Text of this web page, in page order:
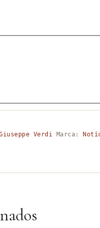
Verdi Marca: